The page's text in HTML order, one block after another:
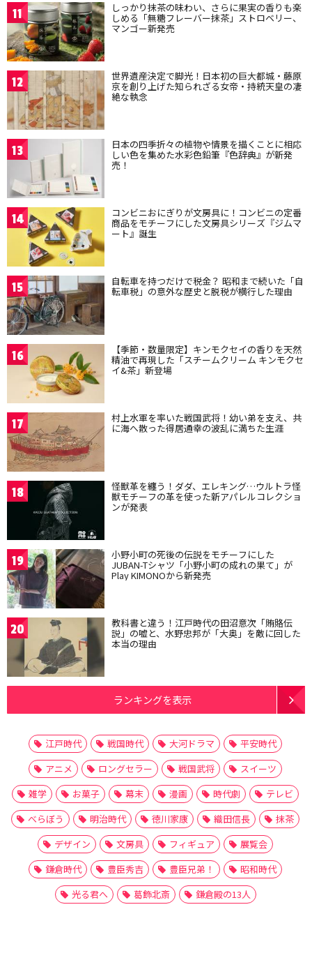
11 しっかり抹茶の味わい、さらに果実の香りも楽
しめる「無糖フレーバー抹茶」ストロベリー、
マンゴー新発売
12 世界遺産決定で脚光！日本初の巨大都城・藤原
京を創り上げた知られざる女帝・持統天皇の凄
絶な執念
13 日本の四季折々の植物や情景を描くことに相応
しい色を集めた水彩色鉛筆『色辞典』が新発
売！
14 コンビニおにぎりが文房具に！コンビニの定番
商品をモチーフにした文房具シリーズ『ジムマ
ート』誕生
15 自転車を持つだけで税金？ 昭和まで続いた「自
転車税」の意外な歴史と脱税が横行した理由
16 【季節・数量限定】キンモクセイの香りを天然
精油で再現した「スチームクリーム キンモクセ
イ&茶」新登場
17 村上水軍を率いた戦国武将！幼い弟を支え、共
に海へ散った得居通幸の波乱に満ちた生涯
18 怪獣革を纏う！ダダ、エレキング…ウルトラ怪
獣モチーフの革を使った新アパレルコレクショ
ンが発表
19 小野小町の死後の伝説をモチーフにした
JUBAN-Tシャツ「小野小町の成れの果て」が
Play KIMONOから新発売
20 教科書と違う！江戸時代の田沼意次「賄賂伝
説」の嘘と、水野忠邦が「大奥」を敵に回した
本当の理由
ランキングを表示
江戸時代 戦国時代 大河ドラマ
平安時代
アニメ
ロングセラー 戦国武将
スイーツ
雑学
お菓子 幕末 漫画 時代劇
テレビ
べらぼう
明治時代 徳川家康 織田信長
抹茶
デザイン
文房具 フィギュア
展覧会
鎌倉時代
豊臣秀吉 豊臣兄弟！
昭和時代
光る君へ
葛飾北斎 鎌倉殿の13人